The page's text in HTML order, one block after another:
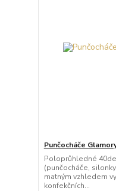
Punčocháče
Poloprůhledné
(punčocháče,
matným vzhledem
konfekčních...